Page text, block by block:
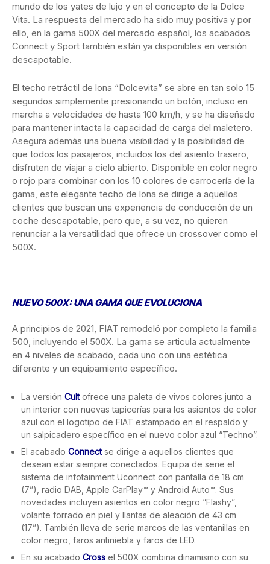
mundo de los yates de lujo y en el concepto de la Dolce
Vita. La respuesta del mercado ha sido muy positiva y por
ello, en la gama 500X del mercado español, los acabados
Connect y Sport también están ya disponibles en versión
descapotable.
El techo retráctil de lona “Dolcevita” se abre en tan solo 15
segundos simplemente presionando un botón, incluso en
marcha a velocidades de hasta 100 km/h, y se ha diseñado
para mantener intacta la capacidad de carga del maletero.
Asegura además una buena visibilidad y la posibilidad de
que todos los pasajeros, incluidos los del asiento trasero,
disfruten de viajar a cielo abierto. Disponible en color negro
o rojo para combinar con los 10 colores de carrocería de la
gama, este elegante techo de lona se dirige a aquellos
clientes que buscan una experiencia de conducción de un
coche descapotable, pero que, a su vez, no quieren
renunciar a la versatilidad que ofrece un crossover como el
500X.
NUEVO 500X: UNA GAMA QUE EVOLUCIONA
A principios de 2021, FIAT remodeló por completo la familia
500, incluyendo el 500X. La gama se articula actualmente
en 4 niveles de acabado, cada uno con una estética
diferente y un equipamiento específico.
La versión Cultofrece una paleta de vivos colores junto a
un interior con nuevas tapicerías para los asientos de color
azul con el logotipo de FIAT estampado en el respaldo y
un salpicadero específico en el nuevo color azul “Techno”.
El acabado Connectse dirige a aquellos clientes que
desean estar siempre conectados. Equipa de serie el
sistema de infotainment Uconnect con pantalla de 18 cm
(7”), radio DAB, Apple CarPlay™ y Android Auto™. Sus
novedades incluyen asientos en color negro “Flashy”,
volante forrado en piel y llantas de aleación de 43 cm
(17”). También lleva de serie marcos de las ventanillas en
color negro, faros antiniebla y faros de LED.
En su acabado Cross el 500X combina dinamismo con su